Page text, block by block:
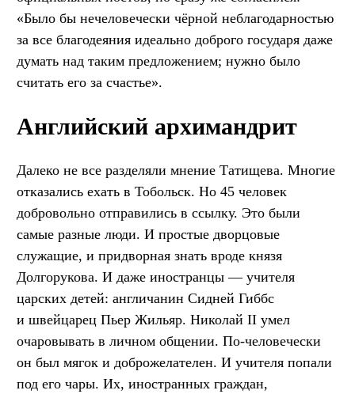
«Было бы нечеловечески чёрной неблагодарностью
за все благодеяния идеально доброго государя даже
думать над таким предложением; нужно было
считать его за счастье».
Английский архимандрит
Далеко не все разделяли мнение Татищева. Многие
отказались ехать в Тобольск. Но 45 человек
добровольно отправились в ссылку. Это были
самые разные люди. И простые дворцовые
служащие, и придворная знать вроде князя
Долгорукова. И даже иностранцы — учителя
царских детей: англичанин Сидней Гиббс
и швейцарец Пьер Жильяр. Николай II умел
очаровывать в личном общении. По-человечески
он был мягок и доброжелателен. И учителя попали
под его чары. Их, иностранных граждан,